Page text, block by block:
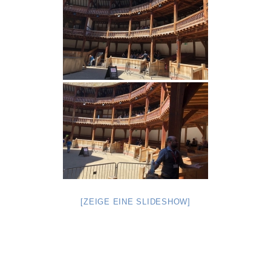
[ZEIGE EINE SLIDESHOW]